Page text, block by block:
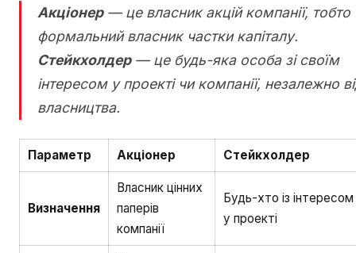
Акціонер— це власник акцій компанії, тобто
формальний власник частки капіталу.
Стейкхолдер— це будь-яка особа зі своїм
інтересом у проекті чи компанії, незалежно
власництва.
Параметр Акціонер Стейкхолдер
Визначення
Власник цінних
паперів
компанії
Будь-хто із інтересом
у проекті